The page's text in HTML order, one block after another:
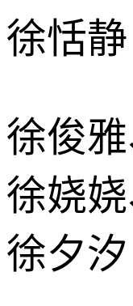
徐恬静
徐俊雅
徐娆娆
徐夕汐